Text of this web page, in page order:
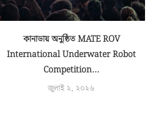
কানাডায় অনুষ্ঠিত MATE ROV
International Underwater Robot
Competition...
জুলাই ২, ২০২৬